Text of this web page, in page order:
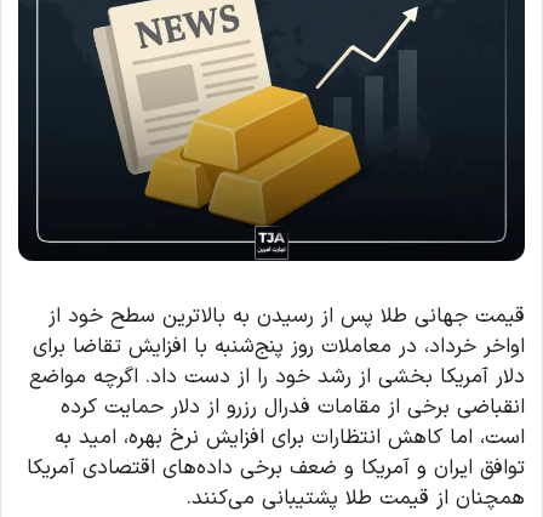
قیمت جهانی طلا پس از رسیدن به بالاترین سطح خود از
اواخر خرداد، در معاملات روز پنج‌شنبه با افزایش تقاضا برای
دلار آمریکا بخشی از رشد خود را از دست داد. اگرچه مواضع
انقباضی برخی از مقامات فدرال رزرو از دلار حمایت کرده
است، اما کاهش انتظارات برای افزایش نرخ بهره، امید به
توافق ایران و آمریکا و ضعف برخی داده‌های اقتصادی آمریکا
همچنان از قیمت طلا پشتیبانی می‌کنند.